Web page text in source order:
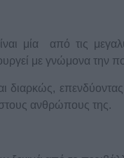
μία από τις
με γνώμονα την
διαρκώς,
ανθρώπους της.